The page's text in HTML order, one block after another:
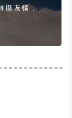
摄友情，